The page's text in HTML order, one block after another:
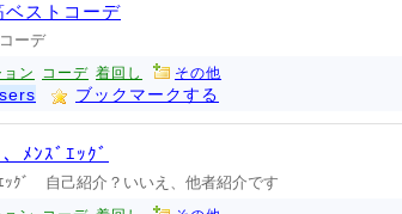
ベストコーデ
ーデ
ン コーデ 着回し その他
ブックマークする
ﾒﾝｽﾞｴｯｸﾞ
ｯｸﾞ 自己紹介？いいえ、他者紹介です